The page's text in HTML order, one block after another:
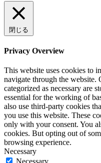
閉じる
Privacy Overview
This website uses cookies to
navigate through the website.
categorized as necessary are
essential for the working of
also use third-party cookies
you use this website. These
only with your consent. You
cookies. But opting out of
browsing experience.
Necessary